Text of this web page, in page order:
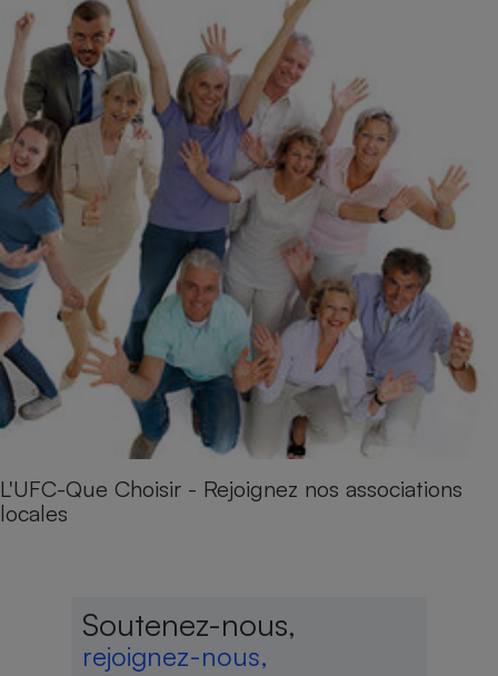
L'UFC-Que Choisir - Rejoignez nos associations
locales
Soutenez-nous,
rejoignez-nous,